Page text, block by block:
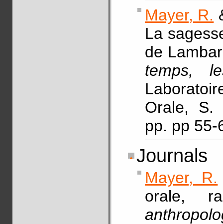
Mayer, R.
La
de
temps,
Orale, S.
pp. pp 55-
Journals
Mayer, R.
orale,